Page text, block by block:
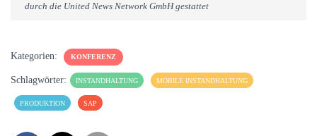
durch die United News Network GmbH gestattet
Kategorien: KONFERENZ
Schlagwörter: INSTANDHALTUNG MOBILE INSTANDHALTUNG
PRODUKTION SAP